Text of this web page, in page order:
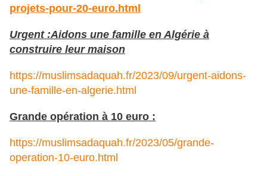
projets-pour-20-euro.html
Urgent :Aidons une famille en Algérie à
construire leur maison
https://muslimsadaquah.fr/2023/09/urgent-aidons-
une-famille-en-algerie.html
Grande opération à 10 euro :
https://muslimsadaquah.fr/2023/05/grande-
operation-10-euro.html